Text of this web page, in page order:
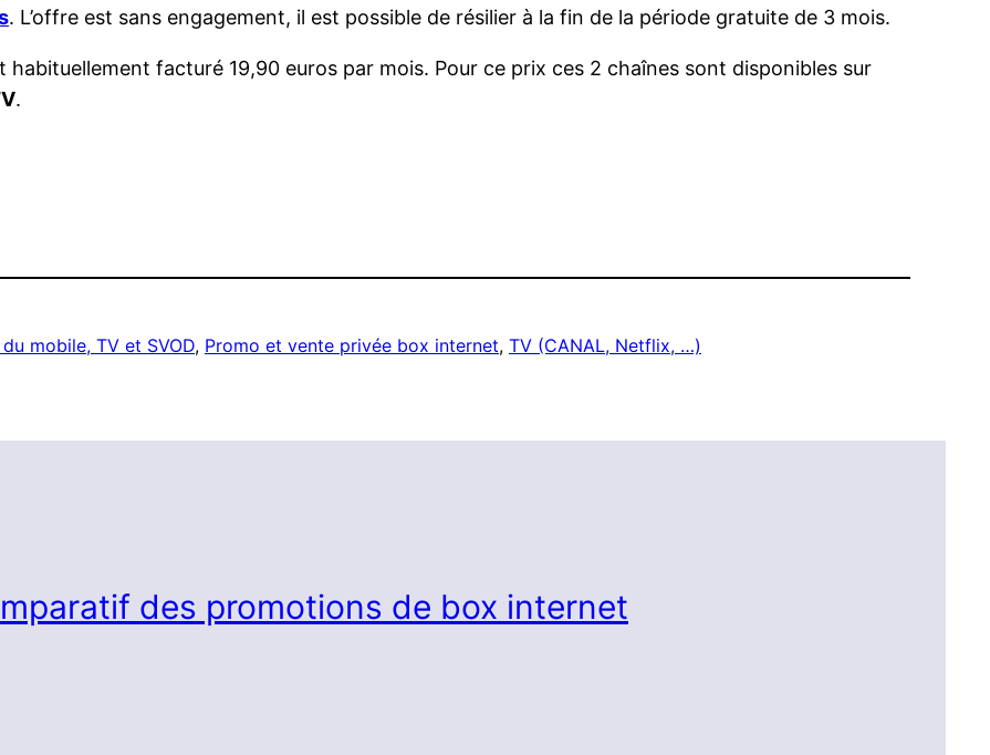
. L’offre est sans engagement, il est possible de résilier à la fin de la période gratuite de 3 mois.
habituellement facturé 19,90 euros par mois. Pour ce prix ces 2 chaînes sont disponibles sur
.
mobile, TV et SVOD, Promo et vente privée box internet, TV (CANAL, Netflix, …)
des promotions de box internet